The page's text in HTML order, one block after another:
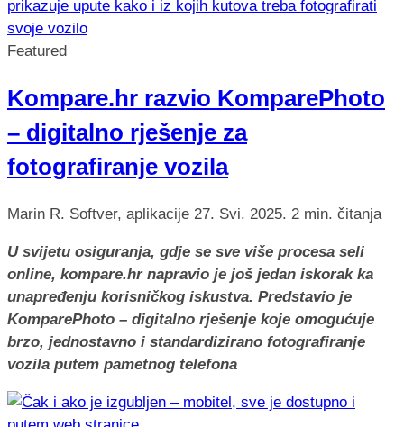
Featured
Kompare.hr razvio KomparePhoto
– digitalno rješenje za
fotografiranje vozila
Marin R. Softver, aplikacije 27. Svi. 2025. 2 min. čitanja
U svijetu osiguranja, gdje se sve više procesa seli
online, kompare.hr napravio je još jedan iskorak ka
unapređenju korisničkog iskustva. Predstavio je
KomparePhoto – digitalno rješenje koje omogućuje
brzo, jednostavno i standardizirano fotografiranje
vozila putem pametnog telefona